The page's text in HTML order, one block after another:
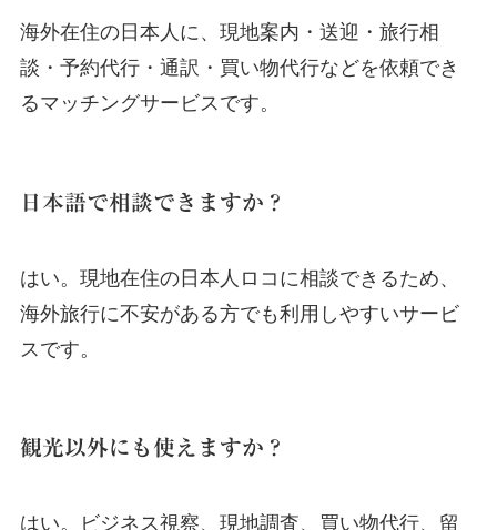
海外在住の日本人に、現地案内・送迎・旅行相
談・予約代行・通訳・買い物代行などを依頼でき
るマッチングサービスです。
日本語で相談できますか？
はい。現地在住の日本人ロコに相談できるため、
海外旅行に不安がある方でも利用しやすいサービ
スです。
観光以外にも使えますか？
はい。ビジネス視察、現地調査、買い物代行、留